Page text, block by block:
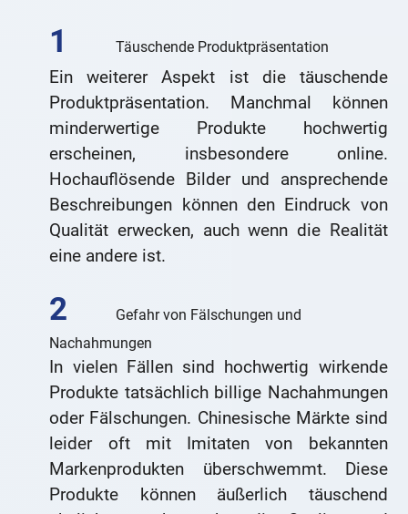
Täuschende Produktpräsentation
Ein weiterer Aspekt ist die täuschende
Produktpräsentation. Manchmal können
minderwertige Produkte hochwertig
erscheinen, insbesondere online.
Hochauflösende Bilder und ansprechende
Beschreibungen können den Eindruck von
Qualität erwecken, auch wenn die Realität
eine andere ist.
Gefahr von Fälschungen und
Nachahmungen
In vielen Fällen sind hochwertig wirkende
Produkte tatsächlich billige Nachahmungen
oder Fälschungen. Chinesische Märkte sind
leider oft mit Imitaten von bekannten
Markenprodukten überschwemmt. Diese
Produkte können äußerlich täuschend